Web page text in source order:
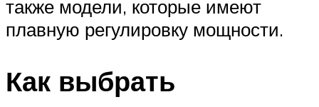
также модели, которые имеют
плавную регулировку мощности.
Как выбрать